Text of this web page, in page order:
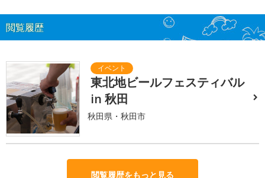
閲覧履歴
東北地ビールフェスティバル
in 秋田
秋田県・秋田市
閲覧履歴をもっと見る